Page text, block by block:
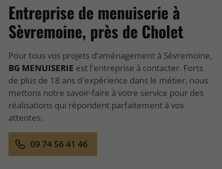
Entreprise de menuiserie à
Sèvremoine, près de Cholet
Pour tous vos projets d’aménagement à Sèvremoine,
BG MENUISERIE est l'entreprise à contacter. Forts
de plus de 18 ans d'expérience dans le métier, nous
mettons notre savoir-faire à votre service pour des
réalisations qui répondent parfaitement à vos
attentes.
09 74 56 41 46